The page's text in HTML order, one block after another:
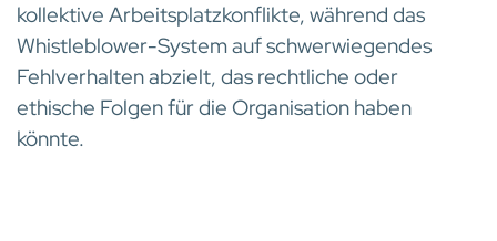
kollektive Arbeitsplatzkonflikte, während das
Whistleblower-System auf schwerwiegendes
Fehlverhalten abzielt, das rechtliche oder
ethische Folgen für die Organisation haben
könnte.